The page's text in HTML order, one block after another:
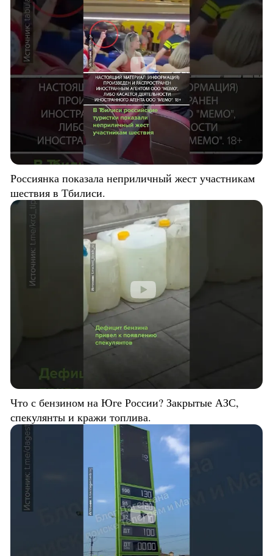
Россиянка показала неприличный жест участникам
шествия в Тбилиси.
Что с бензином на Юге России? Закрытые АЗС,
спекулянты и кражи топлива.